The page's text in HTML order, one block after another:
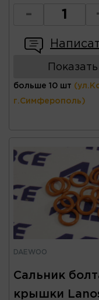
-
больше 10 шт
г.Симферополь)
DAEWOO
Сальник
крышки